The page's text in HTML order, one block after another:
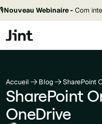
🎙️Nouveau Webinaire - Com
Accueil Blog SharePoint
SharePoint
OneDrive